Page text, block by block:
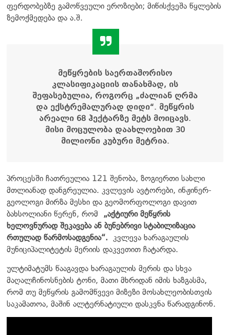
ფერდობებზე გამოწვეული ეროზიები; მიწისქვეშა წყლების
ზემოქმედება და ა.შ.
მეწყრების საერთაშორისო
კლასიფიკაციის თანახმად, ის
შეფასებულია, როგორც „ძალიან ღრმა
და ექსტრემალურად დიდი“. მეწყრის
არეალი 68 ჰექტარზე მეტს მოიცავს.
მისი მოცულობა დაახლოებით 30
მილიონი კუბური მეტრია.
პროცესში ჩათრეულია 121 შენობა, ზოგიერთი სახლი
მთლიანად დანგრეულია. კვლევის ავტორები, ინჟინერ-
გეოლოგი მირზა მესხი და გეომორფოლოგი დავით
ბახსოლიანი წერენ, რომ
„აქტიური მეწყრის
ხელოვნურად შეკავება ან ბუნებრივი სტაბილიზაცია
რთულად წარმოსადგენია“.
კვლევა ხარაგაულის
მუნიციპალიტეტის მერიის დაკვეთით ჩატარდა.
ულტიმატუმს წააგავდა ხარაგაულის მერის და სხვა
მაღალჩინოსნების ტონი, მათი მხრიდან იმის ხაზგასმა,
რომ თუ მეწყრის გამომწვევი მიზეზი მოსახლეობისთვის
საკამათოა, მაშინ ალტერნატიული დასკვნა წარადგინონ.